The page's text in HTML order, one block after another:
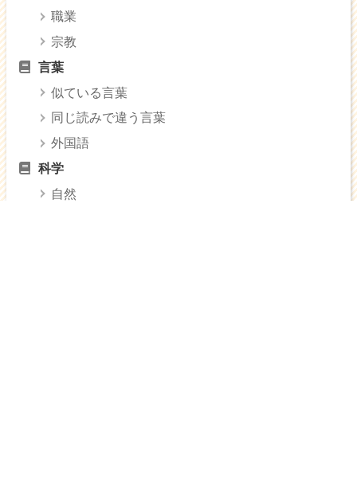
職業
宗教
言葉
似ている言葉
同じ読みで違う言葉
外国語
科学
自然